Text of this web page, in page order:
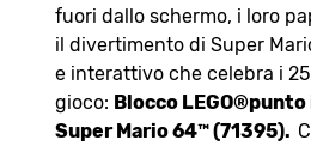
fuori dallo schermo, i loro
il divertimento di Super
e interattivo che celebra i
gioco: Blocco
Super Mario 64™ (71395).